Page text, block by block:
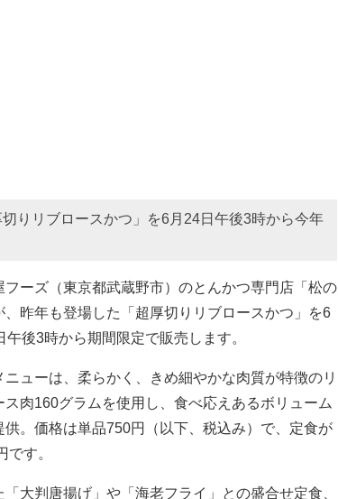
りリブロースかつ」を6月24日午後3時から今年
ーズ（東京都武蔵野市）のとんかつ専門店「松の
、昨年も登場した「超厚切りリブロースかつ」を6
午後3時から期間限定で販売します。
ューは、柔らかく、きめ細やかな肉質が特徴のリ
ス肉160グラムを使用し、食べ応えあるボリューム
供。価格は単品750円（以下、税込み）で、定食が
です。
大判唐揚げ」や「海老フライ」との盛合せ定食、